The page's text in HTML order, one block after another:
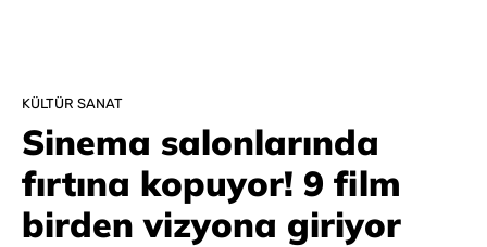
KÜLTÜR SANAT
Sinema salonlarında
fırtına kopuyor! 9 film
birden vizyona giriyor